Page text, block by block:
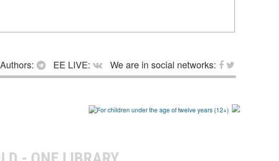
EE LIVE:
We are in social networks: